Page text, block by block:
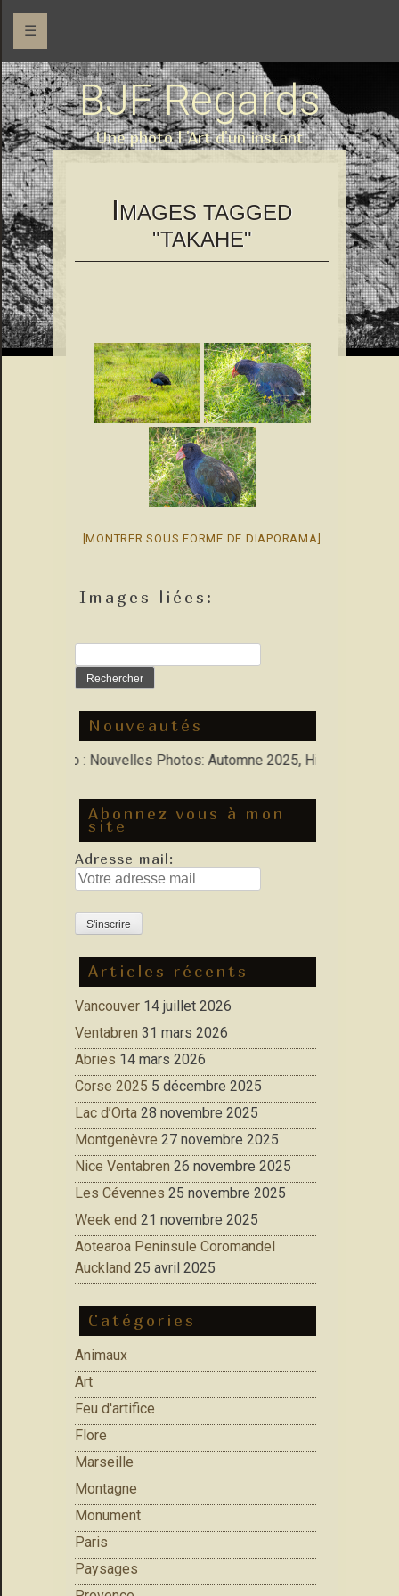
☰
BJF Regards
Une photo l 'Art d'un instant
IMAGES TAGGED
"TAKAHE"
[MONTRER SOUS FORME DE DIAPORAMA]
Images liées:
Nouveautés
Porfolio : Nouvelles Photos: Automne 2025, Hiver 2026
Abonnez vous à mon
site
Adresse mail:
Articles récents
Vancouver 14 juillet 2026
Ventabren 31 mars 2026
Abries 14 mars 2026
Corse 2025 5 décembre 2025
Lac d’Orta 28 novembre 2025
Montgenèvre 27 novembre 2025
Nice Ventabren 26 novembre 2025
Les Cévennes 25 novembre 2025
Week end 21 novembre 2025
Aotearoa Peninsule Coromandel
Auckland 25 avril 2025
Catégories
Animaux
Art
Feu d'artifice
Flore
Marseille
Montagne
Monument
Paris
Paysages